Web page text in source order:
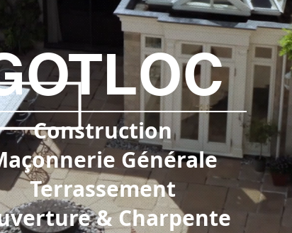
Construction
Générale
Terrassement
& Charpente